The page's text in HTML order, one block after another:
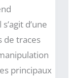
d’une
de traces
principaux